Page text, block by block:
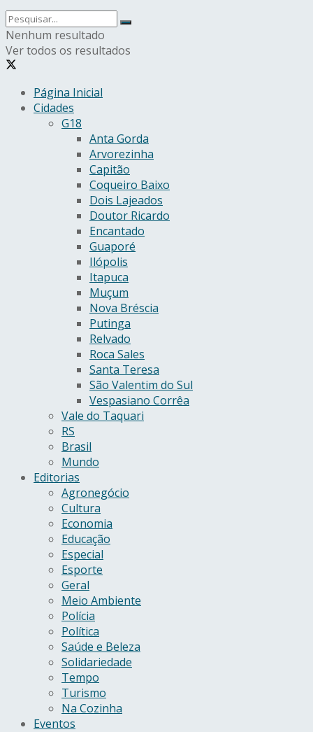
Nenhum resultado
Ver todos os resultados
Página Inicial
Cidades
G18
Anta Gorda
Arvorezinha
Capitão
Coqueiro Baixo
Dois Lajeados
Doutor Ricardo
Encantado
Guaporé
Ilópolis
Itapuca
Muçum
Nova Bréscia
Putinga
Relvado
Roca Sales
Santa Teresa
São Valentim do Sul
Vespasiano Corrêa
Vale do Taquari
RS
Brasil
Mundo
Editorias
Agronegócio
Cultura
Economia
Educação
Especial
Esporte
Geral
Meio Ambiente
Polícia
Política
Saúde e Beleza
Solidariedade
Tempo
Turismo
Na Cozinha
Eventos